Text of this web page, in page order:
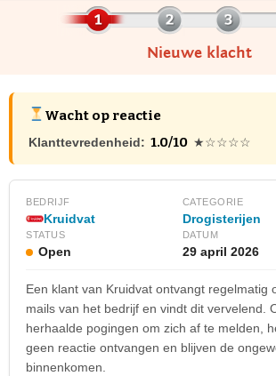
Nieuwe klacht
Wacht op reactie
Klanttevredenheid: 1.0/10 ★☆☆☆☆
BEDRIJF
Kruidvat
CATEGORIE
Drogisterijen
STATUS
Open
DATUM
29 april 2026
Een klant van Kruidvat ontvangt regelmatig
mails van het bedrijf en vindt dit vervelend.
herhaalde pogingen om zich af te melden,
geen reactie ontvangen en blijven de
binnenkomen.